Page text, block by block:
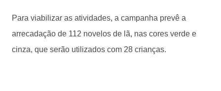
Para viabilizar as atividades, a campanha prevê a
arrecadação de 112 novelos de lã, nas cores verde e
cinza, que serão utilizados com 28 crianças.